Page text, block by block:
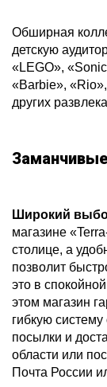
Обширная
детскую
«LEGO»,
«Barbie»,
других
Широкий
магазине
столице, а
позволит
это в
этом магазин
гибкую
посылки и
области или
Почта России